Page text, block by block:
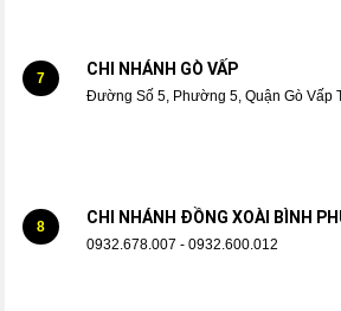
7 CHI NHÁNH GÒ VẤP
Đường Số 5, Phường 5, Quận Gò Vấp
8 CHI NHÁNH ĐỒNG XOÀI BÌNH
0932.678.007 - 0932.600.012